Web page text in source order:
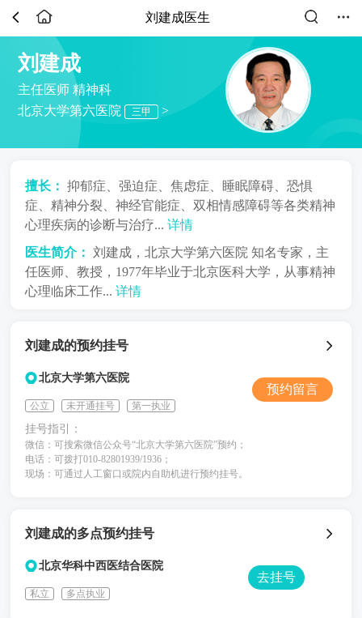
刘建成医生
刘建成
主任医师 精神科
北京大学第六医院
三甲 >
擅长：
抑郁症、强迫症、焦虑症、睡眠障碍、恐惧
症、精神分裂、神经官能症、双相情感障碍等各类精神
心理疾病的诊断与治疗... 详情
医生简介：
刘建成，北京大学第六医院 知名专家，主
任医师、教授，1977年毕业于北京医科大学，从事精神
心理临床工作... 详情
刘建成的预约挂号
北京大学第六医院
公立 未开通挂号 第一执业
预约留言
挂号指引：
微信：可搜索微信公众号“北京大学第六医院”预约；
电话：可拨打010-82801939/1936；
现场：可通过人工窗口或院内自助机进行预约挂号。
刘建成的多点预约挂号
北京华科中西医结合医院
私立 多点执业
去挂号